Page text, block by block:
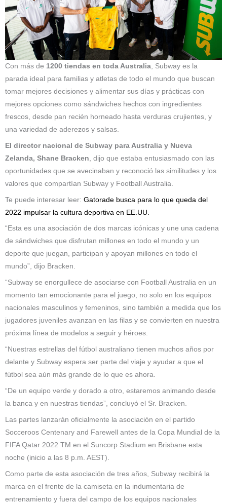
Con más de 1200 tiendas en toda Australia , Subway es la
parada ideal para familias y atletas de todo el mundo que buscan
tomar mejores decisiones y alimentar sus días y prácticas con
mejores opciones como sándwiches hechos con ingredientes
frescos, desde pan recién horneado hasta verduras crujientes, y
una variedad de aderezos y salsas.
El director nacional de Subway para Australia y Nueva
Zelanda, Shane Bracken , dijo que estaba entusiasmado con las
oportunidades que se avecinaban y reconoció las similitudes y los
valores que compartían Subway y Football Australia.
Te puede interesar leer: Gatorade busca para lo que queda del
2022 impulsar la cultura deportiva en EE.UU.
“Esta es una asociación de dos marcas icónicas y une una cadena
de sándwiches que disfrutan millones en todo el mundo y un
deporte que juegan, participan y apoyan millones en todo el
mundo”, dijo Bracken.
“Subway se enorgullece de asociarse con Football Australia en un
momento tan emocionante para el juego, no solo en los equipos
nacionales masculinos y femeninos, sino también a medida que los
jugadores juveniles avanzan en las filas y se convierten en nuestra
próxima línea de modelos a seguir y héroes.
“Nuestras estrellas del fútbol australiano tienen muchos años por
delante y Subway espera ser parte del viaje y ayudar a que el
fútbol sea aún más grande de lo que es ahora.
“De un equipo verde y dorado a otro, estaremos animando desde
la banca y en nuestras tiendas”, concluyó el Sr. Bracken.
Las partes lanzarán oficialmente la asociación en el partido
Socceroos Centenary and Farewell antes de la Copa Mundial de la
FIFA Qatar 2022 TM en el Suncorp Stadium en Brisbane esta
noche (inicio a las 8 p.m. AEST).
Como parte de esta asociación de tres años, Subway recibirá la
marca en el frente de la camiseta en la indumentaria de
entrenamiento y fuera del campo de los equipos nacionales